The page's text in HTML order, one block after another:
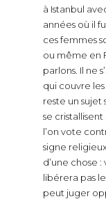
à Istanbul
années où il
ces femmes
ou même en
parlons. Il ne
qui couvre
reste un
se
l’on vote
signe
d’une chose
libérera pas
peut juger